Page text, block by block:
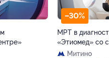
–30%
МРТ в
«Этиомед» со
Митино